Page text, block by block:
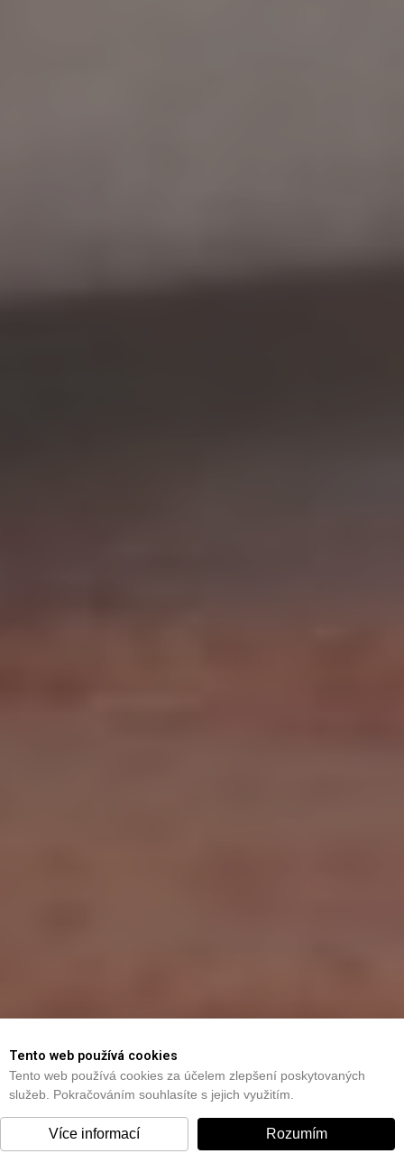
Tento web používá cookies
Tento web používá cookies za účelem zlepšení poskytovaných
služeb. Pokračováním souhlasíte s jejich využitím.
Více informací Rozumím